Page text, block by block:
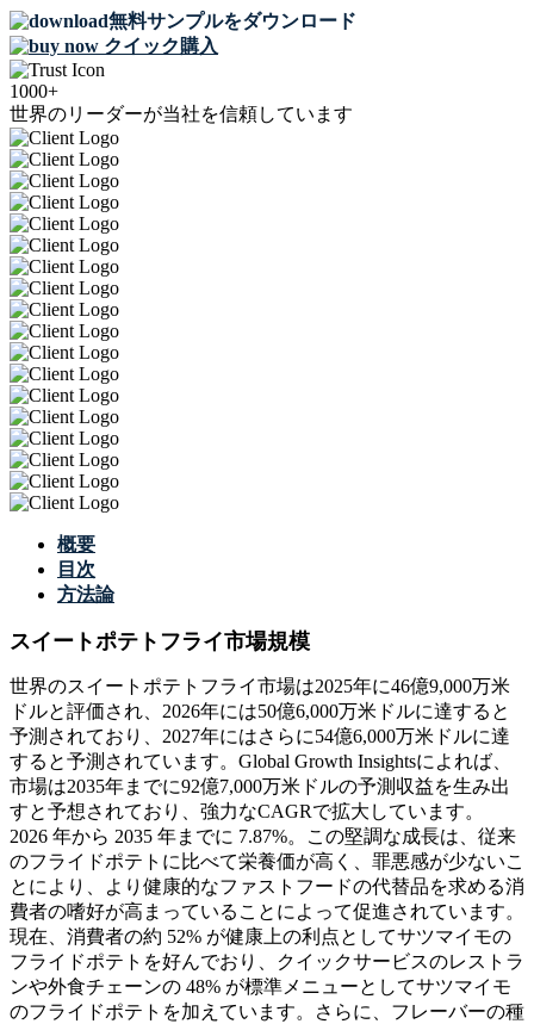
無料サンプルをダウンロード
クイック購入
1000+
世界のリーダーが当社を信頼しています
概要
目次
方法論
スイートポテトフライ市場規模
世界のスイートポテトフライ市場は2025年に46億9,000万米
ドルと評価され、2026年には50億6,000万米ドルに達すると
予測されており、2027年にはさらに54億6,000万米ドルに達
すると予測されています。Global Growth Insightsによれば、
市場は2035年までに92億7,000万米ドルの予測収益を生み出
すと予想されており、強力なCAGRで拡大しています。
2026 年から 2035 年までに 7.87%。この堅調な成長は、従来
のフライドポテトに比べて栄養価が高く、罪悪感が少ないこ
とにより、より健康的なファストフードの代替品を求める消
費者の嗜好が高まっていることによって促進されています。
現在、消費者の約 52% が健康上の利点としてサツマイモの
フライドポテトを好んでおり、クイックサービスのレストラ
ンや外食チェーンの 48% が標準メニューとしてサツマイモ
のフライドポテトを加えています。さらに、フレーバーの種